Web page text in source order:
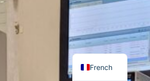
French
English